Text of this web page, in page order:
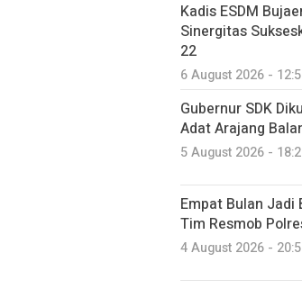
Kadis ESDM
Sinergitas
22
6 August 2026 -
Gubernur SDK
Adat Arajang
5 August 2026 -
Empat Bulan Jadi
Tim Resmob
4 August 2026 -